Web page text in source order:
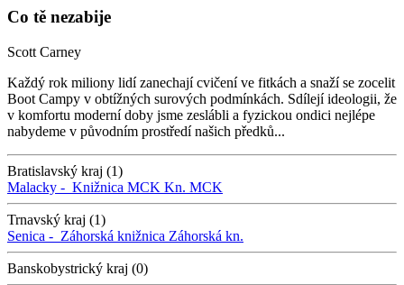
Co tě nezabije
Scott Carney
Každý rok miliony lidí zanechají cvičení ve fitkách a snaží se zocelit
Boot Campy v obtížných surových podmínkách. Sdílejí ideologii, že
v komfortu moderní doby jsme zeslábli a fyzickou ondici nejlépe
nabydeme v původním prostředí našich předků...
Bratislavský kraj (1)
Malacky - Knižnica MCK Kn. MCK
Trnavský kraj (1)
Senica - Záhorská knižnica Záhorská kn.
Banskobystrický kraj (0)